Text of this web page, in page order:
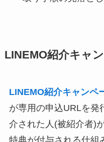
LINEMO紹介キャ
LINEMO紹介キャンペ
が専用の申込URLを発
介された人(被紹介者)